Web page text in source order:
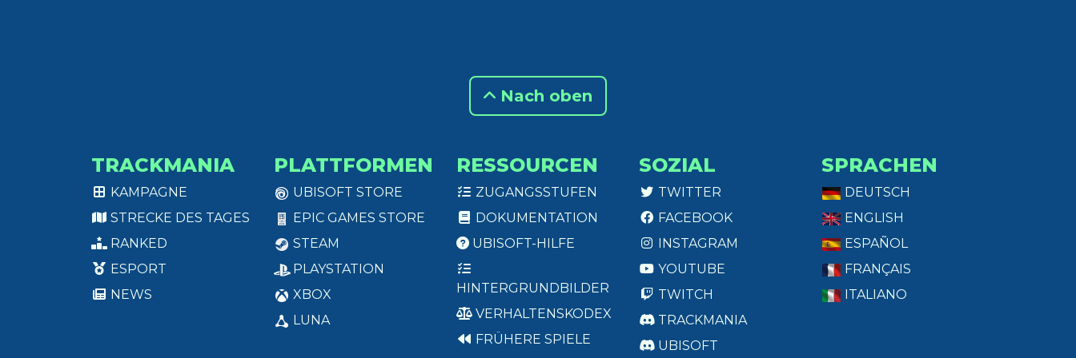
Nach oben
TRACKMANIA
KAMPAGNE
STRECKE DES TAGES
RANKED
ESPORT
NEWS
PLATTFORMEN
UBISOFT STORE
EPIC GAMES STORE
STEAM
PLAYSTATION
XBOX
LUNA
RESSOURCEN
ZUGANGSSTUFEN
DOKUMENTATION
UBISOFT-HILFE
HINTERGRUNDBILDER
VERHALTENSKODEX
FRÜHERE SPIELE
SOZIAL
TWITTER
FACEBOOK
INSTAGRAM
YOUTUBE
TWITCH
TRACKMANIA
UBISOFT
SPRACHEN
DEUTSCH
ENGLISH
ESPAÑOL
FRANÇAIS
ITALIANO